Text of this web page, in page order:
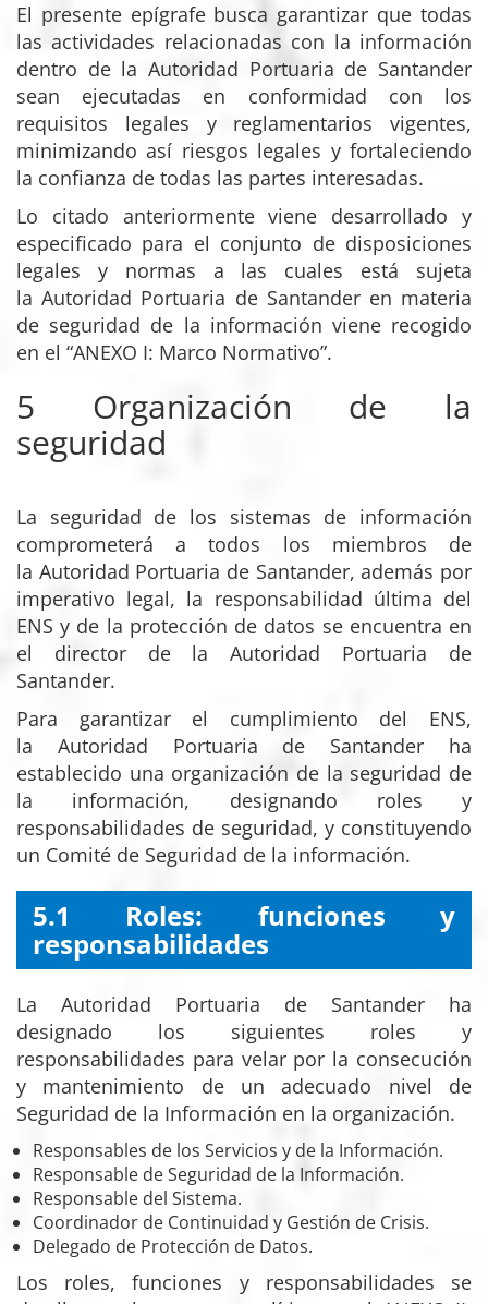
El presente epígrafe busca garantizar que todas
las actividades relacionadas con la información
dentro de la Autoridad Portuaria de Santander
sean ejecutadas en conformidad con los
requisitos legales y reglamentarios vigentes,
minimizando así riesgos legales y fortaleciendo
la confianza de todas las partes interesadas.
Lo citado anteriormente viene desarrollado y
especificado para el conjunto de disposiciones
legales y normas a las cuales está sujeta
la Autoridad Portuaria de Santander en materia
de seguridad de la información viene recogido
en el “ANEXO I: Marco Normativo”.
5 Organización de la
seguridad
La seguridad de los sistemas de información
comprometerá a todos los miembros de
la Autoridad Portuaria de Santander, además por
imperativo legal, la responsabilidad última del
ENS y de la protección de datos se encuentra en
el director de la Autoridad Portuaria de
Santander.
Para garantizar el cumplimiento del ENS,
la Autoridad Portuaria de Santander ha
establecido una organización de la seguridad de
la información, designando roles y
responsabilidades de seguridad, y constituyendo
un Comité de Seguridad de la información.
5.1 Roles: funciones y
responsabilidades
La Autoridad Portuaria de Santander ha
designado los siguientes roles y
responsabilidades para velar por la consecución
y mantenimiento de un adecuado nivel de
Seguridad de la Información en la organización.
Responsables de los Servicios y de la Información.
Responsable de Seguridad de la Información.
Responsable del Sistema.
Coordinador de Continuidad y Gestión de Crisis.
Delegado de Protección de Datos.
Los roles, funciones y responsabilidades se